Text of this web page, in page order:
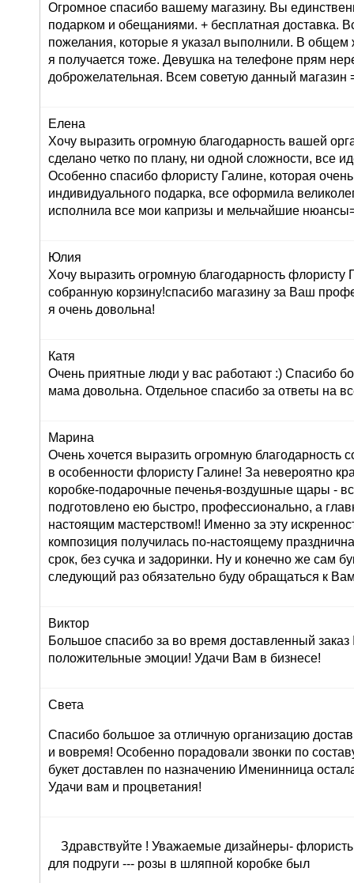
Огромное спасибо вашему магазину. Вы
подарком и обещаниями. + бесплатная доставка.
пожелания, которые я указал выполнили. В общем
я получается тоже. Девушка на телефоне прям
доброжелательная. Всем советую данный магазин
Елена
Хочу выразить огромную благодарность вашей
сделано четко по плану, ни одной сложности, все
Особенно спасибо флористу Галине, которая
индивидуального подарка, все оформила
исполнила все мои капризы и мельчайшие
Юлия
Хочу выразить огромную благодарность флористу
собранную корзину!спасибо магазину за Ваш
я очень довольна!
Катя
Очень приятные люди у вас работают :) Спасибо
мама довольна. Отдельное спасибо за ответы на
Марина
Очень хочется выразить огромную благодарность
в особенности флористу Галине! За невероятно
коробке-подарочные печенья-воздушные щары -
подготовлено ею быстро, профессионально, а
настоящим мастерством!! Именно за эту
композиция получилась по-настоящему
срок, без сучка и задоринки. Ну и конечно же сам
следующий раз обязательно буду обращаться к
Виктор
Большое спасибо за во время доставленный
положительные эмоции! Удачи Вам в бизнесе!
Света
Спасибо большое за отличную организацию
и вовремя! Особенно порадовали звонки по
букет доставлен по назначению Именинница
Удачи вам и процветания!
Здравствуйте ! Уважаемые дизайнеры-
для подруги --- розы в шляпной коробке был